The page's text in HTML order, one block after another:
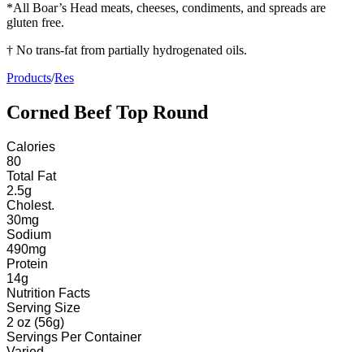
*All Boar’s Head meats, cheeses, condiments, and spreads are
gluten free.
† No trans-fat from partially hydrogenated oils.
Products/Res
Corned Beef Top Round
Calories
80
Total Fat
2.5g
Cholest.
30mg
Sodium
490mg
Protein
14g
Nutrition Facts
Serving Size
2 oz (56g)
Servings Per Container